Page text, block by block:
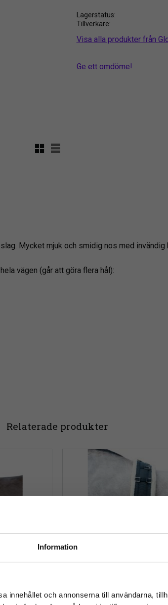
Information
innehållet och annonserna till användarna,
Rutnätsvy
Listvy
Lagerstatus
Tillverkare
Visa alla produkter från
Ge ett omdöme!
Mycket mjuk och smidig nos med invändig
vägen (går att göra flera hål):
Relaterade produkter
Emmishopens
inkorg